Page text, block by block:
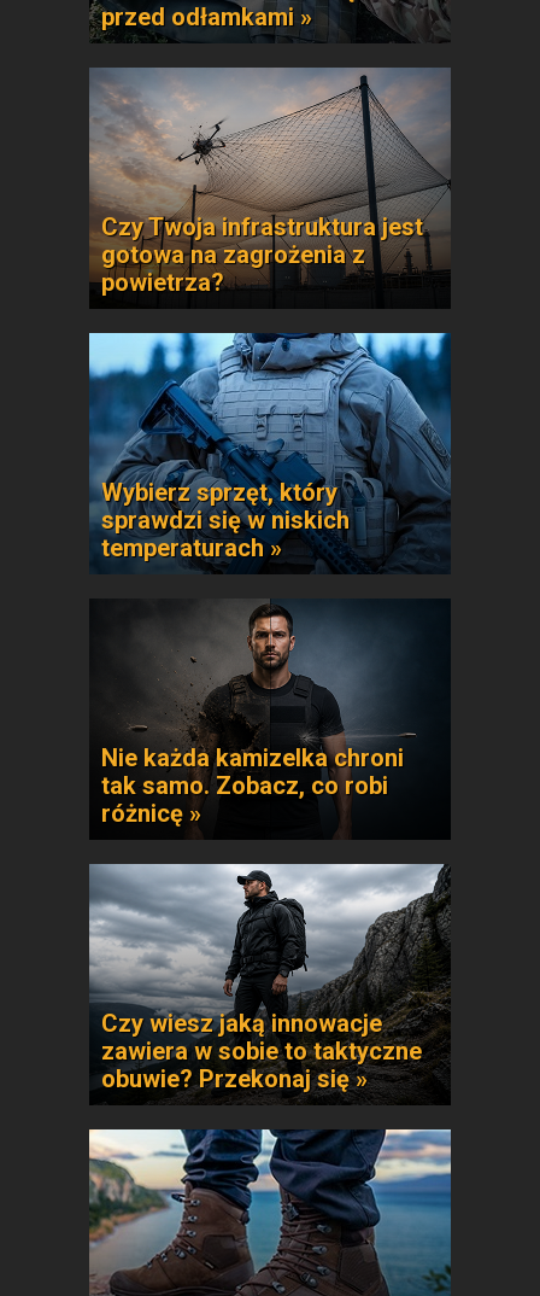
przed odłamkami »
Czy Twoja infrastruktura jest
gotowa na zagrożenia z
powietrza?
Wybierz sprzęt, który
sprawdzi się w niskich
temperaturach »
Nie każda kamizelka chroni
tak samo. Zobacz, co robi
różnicę »
Czy wiesz jaką innowacje
zawiera w sobie to taktyczne
obuwie? Przekonaj się »